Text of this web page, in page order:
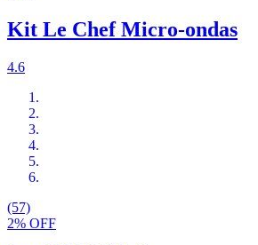
Kit Le Chef Micro-ondas
4.6
(57)
2% OFF